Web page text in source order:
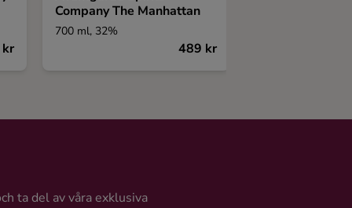
Company The Manhattan
700 ml, 32%
489 kr
ta del av våra exklusiva